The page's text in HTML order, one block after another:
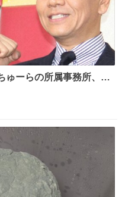
ゅーらの所属事務所、被
article/detail… くり
らが所属する芸能事務
寄付したことを公表し